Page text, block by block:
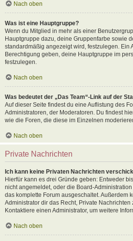
Nach oben
Was ist eine Hauptgruppe?
Wenn du Mitglied in mehr als einer
Hauptgruppe dazu, deine Gruppenfarbe sowie
standardmäßig angezeigt wird, festzulegen. Ein
Berechtigung geben, deine Hauptgruppe im
festzulegen.
Nach oben
Was bedeutet der „Das Team“-Link auf der
Auf dieser Seite findest du eine Auflistung des
Administratoren, der Moderatoren. Du findest
wie die Foren, die diese im Einzelnen
Nach oben
Private Nachrichten
Ich kann keine Privaten Nachrichten
Hierfür kann es drei Gründe geben: Entweder
nicht angemeldet, oder die Board-
das komplette Forum ausgeschaltet. Außerdem
Administrator dir das Recht, Private Nachrichten
Kontaktiere einen Administrator, um weitere
Nach oben